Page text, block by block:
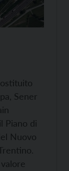
Sener
Piano di
Nuovo